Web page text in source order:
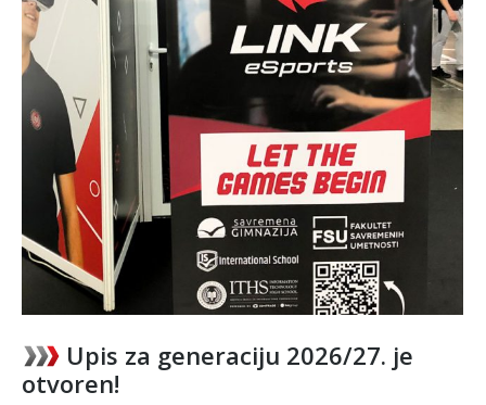
Upis za generaciju 2026/27. je
otvoren!